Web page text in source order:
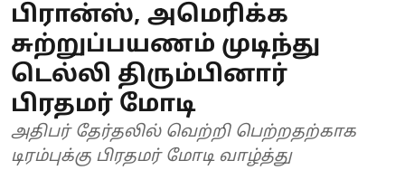
பிரான்ஸ், அமெரிக்க
சுற்றுப்பயணம் முடிந்து
டெல்லி திரும்பினார்
பிரதமர் மோடி
அதிபர் தேர்தலில் வெற்றி பெற்றதற்காக
டிரம்புக்கு பிரதமர் மோடி வாழ்த்து